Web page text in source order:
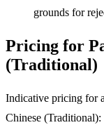
grounds for
Pricing for
(Traditional)
Indicative pricing for
Chinese (Traditional):